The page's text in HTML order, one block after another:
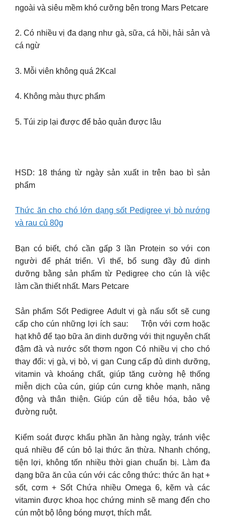
ngoài và siêu mềm khó cưỡng bên trong Mars Petcare
2. Có nhiều vị đa dạng như gà, sữa, cá hồi, hải sản và
cá ngừ
3. Mỗi viên không quá 2Kcal
4. Không màu thực phẩm
5. Túi zip lại được để bảo quản được lâu
HSD: 18 tháng từ ngày sản xuất in trên bao bì sản
phẩm
Thức ăn cho chó lớn dạng sốt Pedigree vị bò nướng
và rau củ 80g
Bạn có biết, chó cần gấp 3 lần Protein so với con
người để phát triển. Vì thế, bổ sung đầy đủ dinh
dưỡng bằng sản phẩm từ Pedigree cho cún là việc
làm cần thiết nhất. Mars Petcare
Sản phẩm Sốt Pedigree Adult vị gà nấu sốt sẽ cung
cấp cho cún những lợi ích sau: Trộn với cơm hoặc
hạt khô để tạo bữa ăn dinh dưỡng với thịt nguyên chất
đậm đà và nước sốt thơm ngon Có nhiều vị cho chó
thay đổi: vị gà, vị bò, vị gan Cung cấp đủ dinh dưỡng,
vitamin và khoáng chất, giúp tăng cường hệ thống
miễn dịch của cún, giúp cún cưng khỏe mạnh, năng
động và thân thiện. Giúp cún dễ tiêu hóa, bảo vệ
đường ruột.
Kiểm soát được khẩu phần ăn hàng ngày, tránh việc
quá nhiều để cún bỏ lại thức ăn thừa. Nhanh chóng,
tiện lợi, không tốn nhiều thời gian chuẩn bị. Làm đa
dạng bữa ăn của cún với các công thức: thức ăn hạt +
sốt, cơm + Sốt Chứa nhiều Omega 6, kẽm và các
vitamin được khoa học chứng minh sẽ mang đến cho
cún một bộ lông bóng mượt, thích mắt.